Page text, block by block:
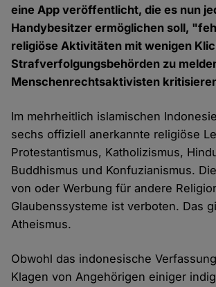
eine App veröffentlicht, die es nun
Handybesitzer ermöglichen soll,
religiöse Aktivitäten mit wenigen
Strafverfolgungsbehörden zu
Menschenrechtsaktivisten
Im mehrheitlich islamischen
sechs offiziell anerkannte religiöse
Protestantismus, Katholizismus,
Buddhismus und Konfuzianismus.
von oder Werbung für andere
Glaubenssysteme ist verboten. Das
Atheismus.
Obwohl das indonesische
Klagen von Angehörigen einiger